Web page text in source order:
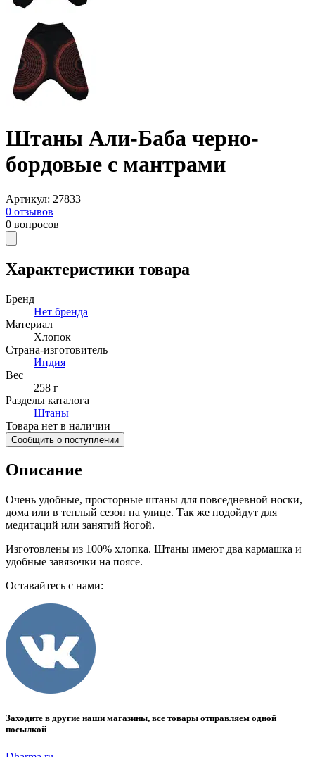
Штаны Али-Баба черно-
бордовые с мантрами
Артикул: 27833
0 отзывов
0 вопросов
Характеристики товара
Бренд
Нет бренда
Материал
Хлопок
Страна-изготовитель
Индия
Вес
258 г
Разделы каталога
Штаны
Товара нет в наличии
Сообщить о поступлении
Описание
Очень удобные, просторные штаны для повседневной носки,
дома или в теплый сезон на улице. Так же подойдут для
медитаций или занятий йогой.
Изготовлены из 100% хлопка. Штаны имеют два кармашка и
удобные завязочки на поясе.
Оставайтесь с нами:
Заходите в другие наши магазины, все товары отправляем одной
посылкой